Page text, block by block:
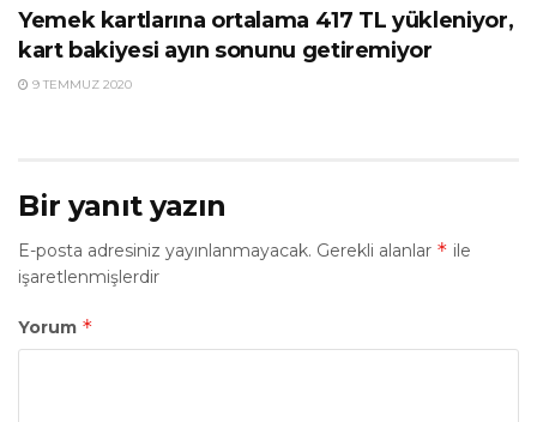
Yemek kartlarına ortalama 417 TL yükleniyor,
kart bakiyesi ayın sonunu getiremiyor
9 TEMMUZ 2020
Bir yanıt yazın
E-posta adresiniz yayınlanmayacak. Gerekli alanlar * ile
işaretlenmişlerdir
Yorum *